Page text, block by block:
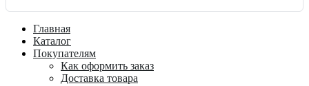
Главная
Каталог
Покупателям
Как оформить заказ
Доставка товара